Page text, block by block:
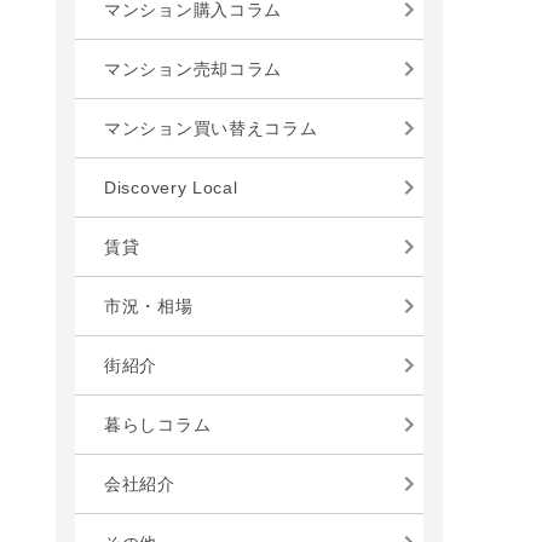
マンション購入コラム
マンション売却コラム
マンション買い替えコラム
Discovery Local
賃貸
市況・相場
街紹介
暮らしコラム
会社紹介